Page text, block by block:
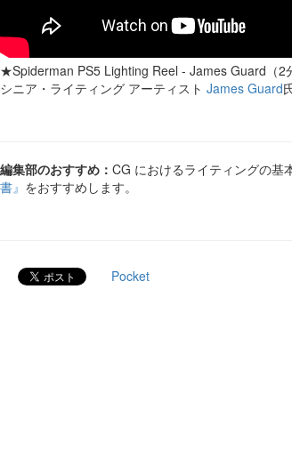
★Spiderman PS5 Lighting Reel - James Guard（2
シニア・ライティング アーティスト James Guard
編集部のおすすめ： CG におけるライティングの基
書』 をおすすめします。
Pocket